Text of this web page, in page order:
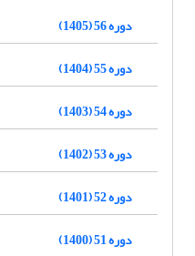
دوره 56 (1405)
دوره 55 (1404)
دوره 54 (1403)
دوره 53 (1402)
دوره 52 (1401)
دوره 51 (1400)